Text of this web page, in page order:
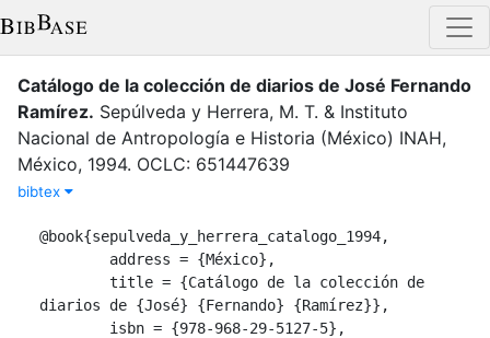
Catálogo de la colección de diarios de José Fernando
Ramírez. Sepúlveda y Herrera, M. T. & Instituto
Nacional de Antropología e Historia (México) INAH,
México, 1994. OCLC: 651447639
bibtex
@book{sepulveda_y_herrera_catalogo_1994,
diarios de {José} {Fernando} {Ramírez}},